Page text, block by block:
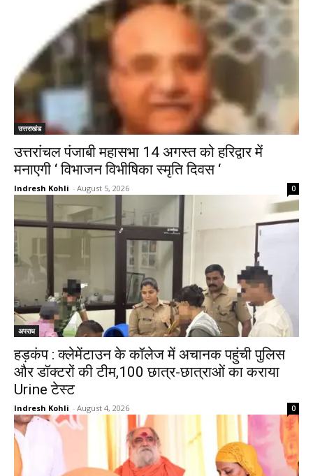
उत्तराखंड
उत्तरांचल पंजाबी महासभा 14 अगस्त को हरिद्वार में
मनाएगी ‘ विभाजन विभीषिका स्मृति दिवस ‘
Indresh Kohli - August 5, 2026 0
अपराध
हड़कंप : क्लेमेंटाउन के कॉलेज में अचानक पहुंची पुलिस
और डॉक्टरों की टीम,100 छात्र-छात्राओं का कराया
Urine टेस्ट
Indresh Kohli - August 4, 2026 0